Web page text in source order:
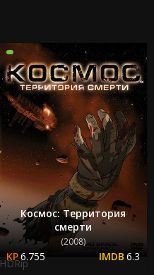
Космос: Территория
смерти
(2008)
6.755 6.3
HDRip